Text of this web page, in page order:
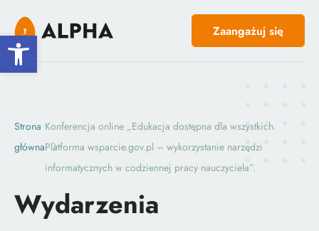
Open toolbar Zaangażuj się
Strona
główna
Konferencja online „Edukacja dostępna dla wszystkich.
Platforma wsparcie.gov.pl – wykorzystanie narzędzi
informatycznych w codziennej pracy nauczyciela”.
Wydarzenia